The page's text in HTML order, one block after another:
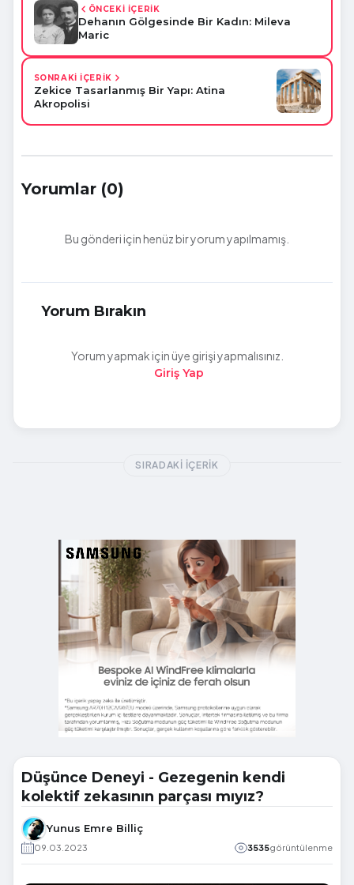
ÖNCEKİ İÇERİK
Dehanın Gölgesinde Bir Kadın: Mileva
Maric
SONRAKİ İÇERİK
Zekice Tasarlanmış Bir Yapı: Atina
Akropolisi
Yorumlar (0)
Bu gönderi için henüz bir yorum yapılmamış.
Yorum Bırakın
Yorum yapmak için üye girişi yapmalısınız.
Giriş Yap
SIRADAKI İÇERIK
Düşünce Deneyi - Gezegenin kendi
kolektif zekasının parçası mıyız?
Yunus Emre Billiç
09.03.2023 3535görüntülenme